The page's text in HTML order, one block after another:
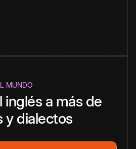
MUNDO
inglés a más de
y dialectos